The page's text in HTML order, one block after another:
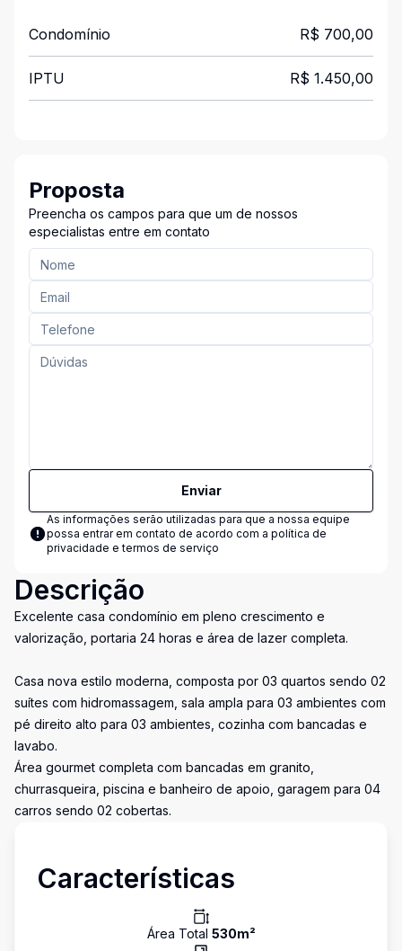
Condomínio R$ 700,00
IPTU R$ 1.450,00
Proposta
Preencha os campos para que um de nossos
especialistas entre em contato
Enviar
As informações serão utilizadas para que a nossa equipe
possa entrar em contato de acordo com a política de
privacidade e termos de serviço
Descrição
Excelente casa condomínio em pleno crescimento e
valorização, portaria 24 horas e área de lazer completa.
Casa nova estilo moderna, composta por 03 quartos sendo 02
suítes com hidromassagem, sala ampla para 03 ambientes com
pé direito alto para 03 ambientes, cozinha com bancadas e
lavabo.
Área gourmet completa com bancadas em granito,
churrasqueira, piscina e banheiro de apoio, garagem para 04
carros sendo 02 cobertas.
Características
Área Total 530m²